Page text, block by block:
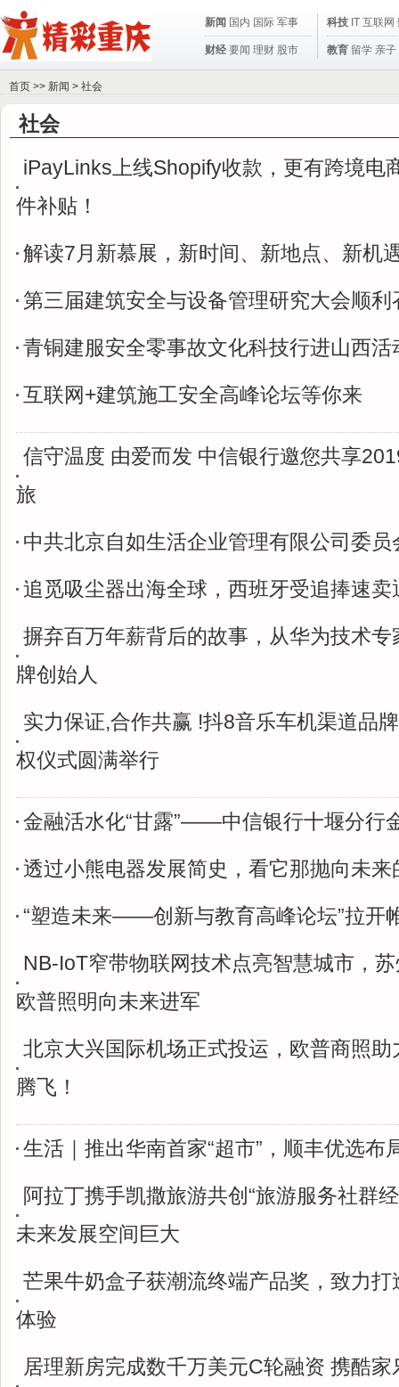
新闻 国内 国际 军事
财经 要闻 理财 股市
科技 IT 互联网
教育 留学 亲子
首页 >> 新闻 > 社会
社会
iPayLinks上线Shopify收款，更有跨境电
件补贴！
解读7月新慕展，新时间、新地点、新机
第三届建筑安全与设备管理研究大会顺利
青铜建服安全零事故文化科技行进山西活
互联网+建筑施工安全高峰论坛等你来
信守温度 由爱而发 中信银行邀您共享
旅
中共北京自如生活企业管理有限公司委员
追觅吸尘器出海全球，西班牙受追捧速卖
摒弃百万年薪背后的故事，从华为技术专
牌创始人
实力保证,合作共赢 !抖8音乐车机渠道品
权仪式圆满举行
金融活水化“甘露”——中信银行十堰分行
透过小熊电器发展简史，看它那抛向未来
“塑造未来——创新与教育高峰论坛”拉开
NB-IoT窄带物联网技术点亮智慧城市，
欧普照明向未来进军
北京大兴国际机场正式投运，欧普商照助
腾飞！
生活｜推出华南首家“超市”，顺丰优选布
阿拉丁携手凯撒旅游共创“旅游服务社群
未来发展空间巨大
芒果牛奶盒子获潮流终端产品奖，致力打
体验
居理新房完成数千万美元C轮融资 携酷